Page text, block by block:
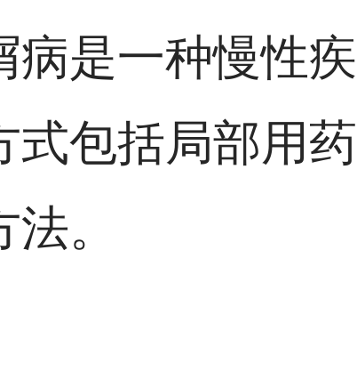
是一种慢性
式包括局部用
。